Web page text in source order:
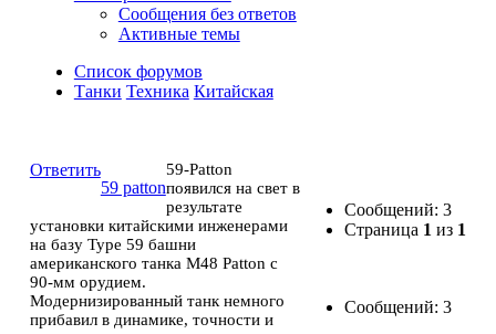
Сообщения без ответов
Активные темы
Список форумов
Танки Техника Китайская
Сообщений: 3
Страница 1 из 1
Сообщений: 3
Ответить
59 patton
59-Patton
появился на свет в
результате
установки китайскими инженерами
на базу Type 59 башни
американского танка M48 Patton с
90-мм орудием.
Модернизированный танк немного
прибавил в динамике, точности и